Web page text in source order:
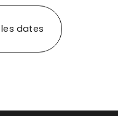
dates